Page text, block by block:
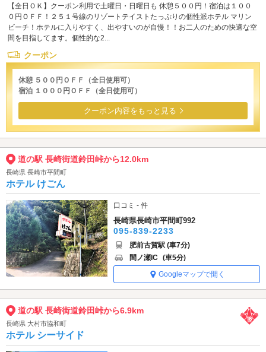
【全日ＯＫ】クーポン利用で土曜日・日曜日も 休憩５００円！宿泊は１００
０円ＯＦＦ！２５１号線のリゾートテイストたっぷりの個性派ホテル マリン
ビーチ！ホテルに入りやすく、出やすいのが自慢！！お二人のための快適な空
間を目指してます。個性的な2...
クーポン
休憩 ５００円ＯＦＦ（全日使用可）
宿泊 １０００円ＯＦＦ（全日使用可）
クーポン内容をもっと見る
道の駅 長崎街道鈴田峠から12.0km
長崎県 長崎市平間町
ホテル けごん
口コミ - 件
長崎県長崎市平間町992
095-839-2233
肥前古賀駅 (車7分)
間ノ瀬IC (車5分)
Googleマップで開く
道の駅 長崎街道鈴田峠から6.9km
長崎県 大村市協和町
ホテル シーサイド